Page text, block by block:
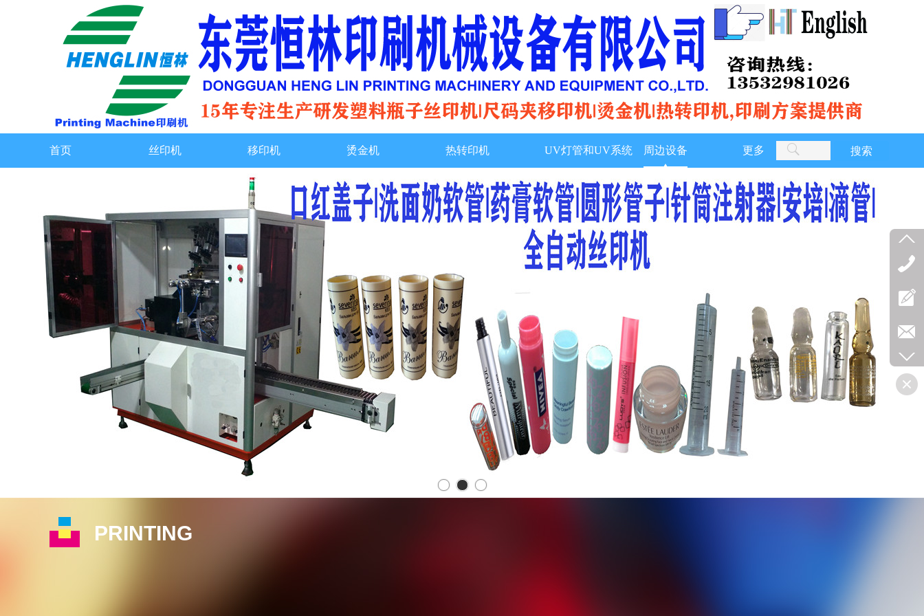
搜索
首页 丝印机 移印机 烫金机 热转印机 UV灯管和UV系统 周边设备 更多
PRINTING